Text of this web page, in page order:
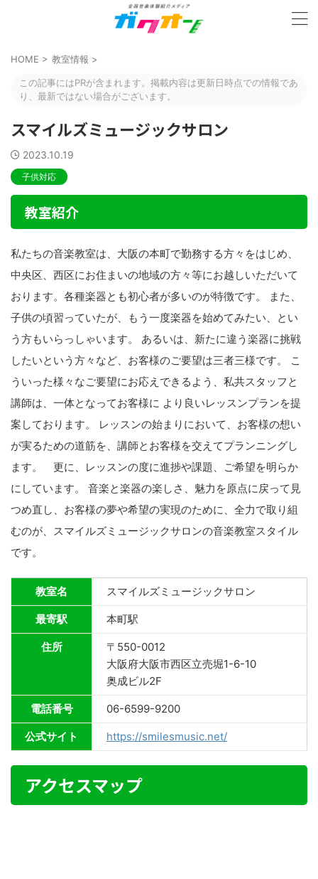
HOME > 教室情報 >
この記事にはPRが含まれます。掲載内容は更新日時点での情報であ
り、最新ではない場合がございます。
スマイルズミュージックサロン
2023.10.19
子供対応
教室紹介
私たちの音楽教室は、大阪の本町で勤務する方々をはじめ、
中央区、西区にお住まいの地域の方々等にお越しいただいて
おります。各種楽器とも初心者が多いのが特徴です。 また、
子供の頃習っていたが、もう一度楽器を始めてみたい、とい
う方もいらっしゃいます。 あるいは、新たに違う楽器に挑戦
したいという方々など、お客様のご要望は三者三様です。 こ
ういった様々なご要望にお応えできるよう、私共スタッフと
講師は、一体となってお客様に より良いレッスンプランを提
案しております。 レッスンの始まりにおいて、お客様の想い
が実るための道筋を、講師とお客様を交えてプランニングし
ます。 更に、レッスンの度に進捗や課題、ご希望を明らか
にしています。 音楽と楽器の楽しさ、魅力を原点に戻って見
つめ直し、お客様の夢や希望の実現のために、全力で取り組
むのが、スマイルズミュージックサロンの音楽教室スタイル
です。
教室名 スマイルズミュージックサロン
最寄駅 本町駅
住所
〒550-0012
大阪府大阪市西区立売堀1-6-10
奥成ビル2F
電話番号 06-6599-9200
公式サイト https://smilesmusic.net/
アクセスマップ